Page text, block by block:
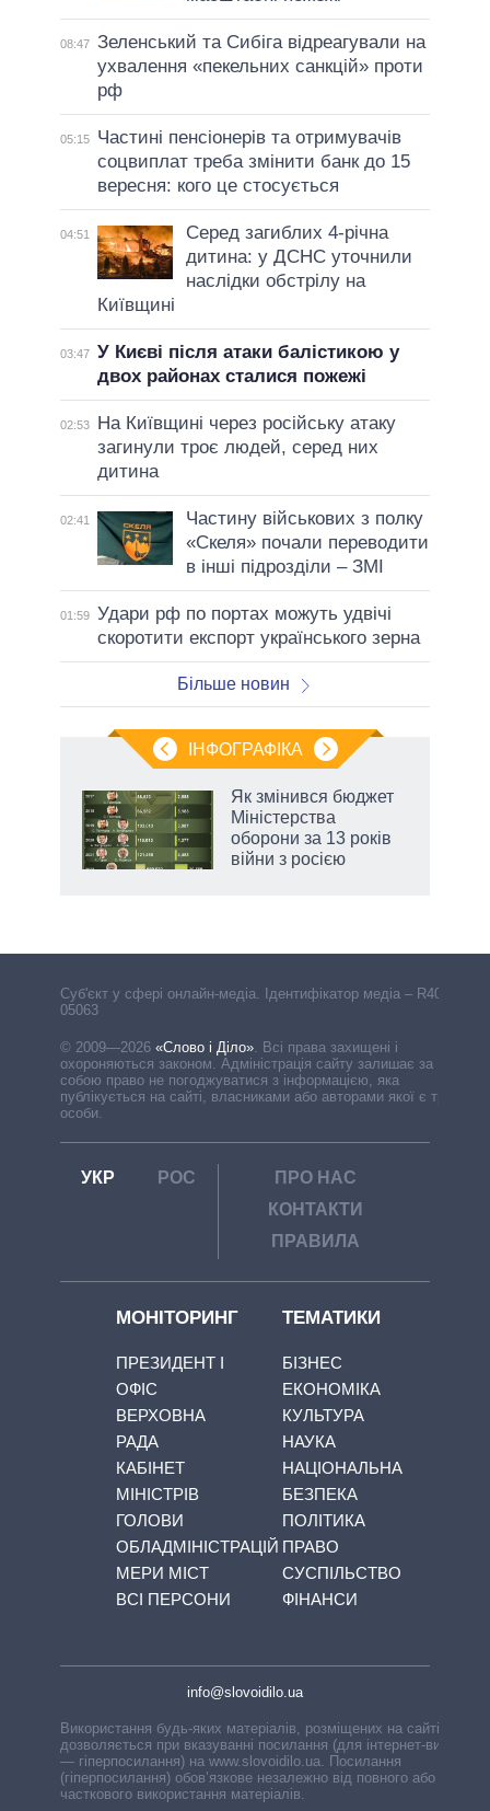
08:47 Зеленський та Сибіга відреагували на
ухвалення «пекельних санкцій» проти
рф
05:15
Частині пенсіонерів та отримувачів
соцвиплат треба змінити банк до 15
вересня: кого це стосується
04:51
Серед загиблих 4-річна
дитина: у ДСНС уточнили
наслідки обстрілу на
Київщині
03:47 У Києві після атаки балістикою у
двох районах сталися пожежі
02:53
На Київщині через російську атаку
загинули троє людей, серед них
дитина
02:41
Частину військових з полку
«Скеля» почали переводити
в інші підрозділи – ЗМІ
01:59 Удари рф по портах можуть удвічі
скоротити експорт українського зерна
Більше новин
ІНФОГРАФІКА
Як змінився бюджет
Міністерства
оборони за 13 років
війни з росією
Cуб'єкт у сфері онлайн-медіа. Ідентифікатор медіа – R40-
05063
© 2009—2026 «Слово і Діло». Всі права захищені і
охороняються законом. Адміністрація сайту залишає за
собою право не погоджуватися з інформацією, яка
публікується на сайті, власниками або авторами якої є треті
особи.
УКР РОС
ПРО НАС
КОНТАКТИ
ПРАВИЛА
МОНІТОРИНГ
ПРЕЗИДЕНТ І
ОФІС
ВЕРХОВНА
РАДА
КАБІНЕТ
МІНІСТРІВ
ГОЛОВИ
ОБЛАДМІНІСТРАЦІЙ
МЕРИ МІСТ
ВСІ ПЕРСОНИ
ТЕМАТИКИ
БІЗНЕС
ЕКОНОМІКА
КУЛЬТУРА
НАУКА
НАЦІОНАЛЬНА
БЕЗПЕКА
ПОЛІТИКА
ПРАВО
СУСПІЛЬСТВО
ФІНАНСИ
info@slovoidilo.ua
Використання будь-яких матеріалів, розміщених на сайті,
дозволяється при вказуванні посилання (для інтернет-видань
— гіперпосилання) на www.slovoidilo.ua. Посилання
(гіперпосилання) обов’язкове незалежно від повного або
часткового використання матеріалів.